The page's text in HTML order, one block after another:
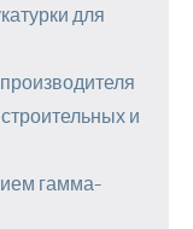
для
и
гамма-